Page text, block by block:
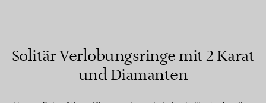
Solitär Verlobungsringe mit 2 Karat
und Diamanten